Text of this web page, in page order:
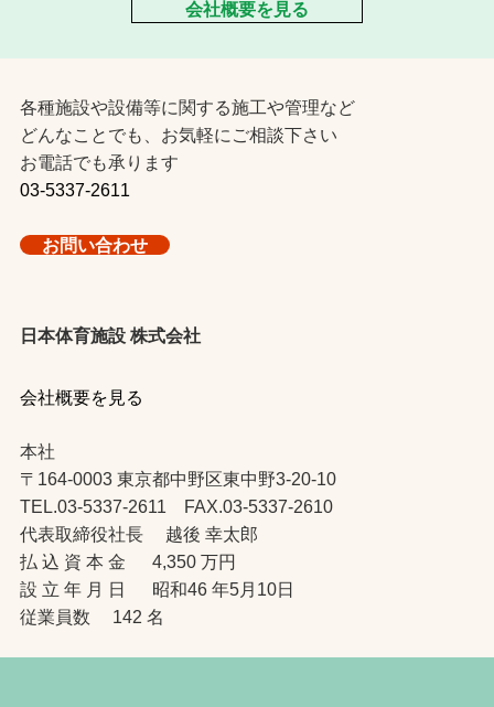
会社概要を見る
各種施設や設備等に関する施工や管理など
どんなことでも、お気軽にご相談下さい
お電話でも承ります
03-5337-2611
お問い合わせ
日本体育施設 株式会社
会社概要を見る
本社
〒164-0003 東京都中野区東中野3-20-10
TEL.03-5337-2611 FAX.03-5337-2610
代表取締役社長 越後 幸太郎
払 込 資 本 金 4,350 万円
設 立 年 月 日 昭和46 年5月10日
従業員数 142 名